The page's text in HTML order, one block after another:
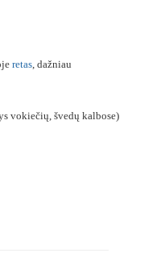
retas, dažniau
vokiečių, švedų kalbose)